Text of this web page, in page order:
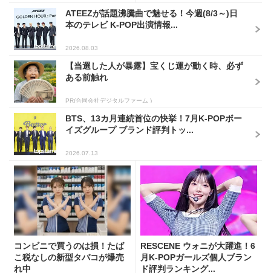
ATEEZが話題沸騰曲で魅せる！今週(8/3～)日
本のテレビ K-POP出演情報...
2026.08.03
【当選した人が暴露】宝くじ運が動く時、必ず
ある前触れ
PR(合同会社デジタルファーム )
BTS、13カ月連続首位の快挙！7月K-POPボー
イズグループ ブランド評判トッ...
2026.07.13
コンビニで買うのは損！たば
こ税なしの新型タバコが爆売
れ中
RESCENE ウォニが大躍進！6
月K-POPガールズ個人ブラン
ド評判ランキング...